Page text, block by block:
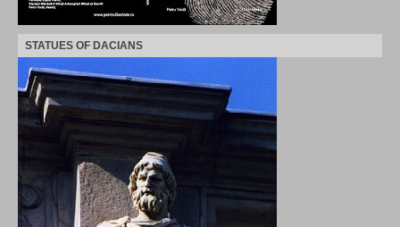
STATUES OF DACIANS